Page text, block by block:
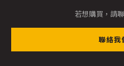
若想購買，請
聯絡我